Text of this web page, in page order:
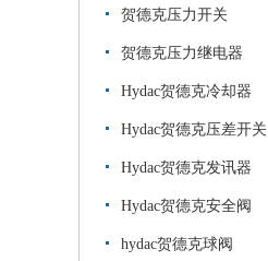
贺德克压力开关
贺德克压力继电器
Hydac贺德克冷却器
Hydac贺德克压差开关
Hydac贺德克发讯器
Hydac贺德克安全阀
hydac贺德克球阀